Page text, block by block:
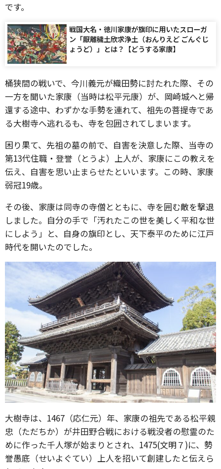
です。
戦国大名・徳川家康が旗印に用いたスローガ
ン「厭離穢土欣求浄土（おんりえど ごんぐじ
ょうど）」とは？【どうする家康】
桶狭間の戦いで、今川義元が織田勢に討たれた際、その
一方を聞いた家康（当時は松平元康）が、岡崎城へと帰
還する途中、わずかな手勢を連れて、祖先の菩提寺であ
る大樹寺へ逃れるも、寺を包囲されてしまいます。
困り果て、先祖の墓の前で、自害を決意した際、当寺の
第13代住職・登誉（とうよ）上人が、家康にこの教えを
伝え、自害を思い止まらせたといいます。この時、家康
弱冠19歳。
その後、家康は同寺の寺僧とともに、寺を囲む敵を撃退
しました。自分の手で「汚れたこの世を美しく平和な世
にしよう」と、自身の旗印とし、天下泰平のために江戸
時代を開いたのでした。
大樹寺は、1467（応仁元）年、家康の祖先である松平親
忠（ただちか）が井田野合戦における戦没者の慰霊のた
めに作った千人塚が始まりとされ、1475(文明７)に、勢
誉愚底（せいよぐてい）上人を招いて創建したと伝えら